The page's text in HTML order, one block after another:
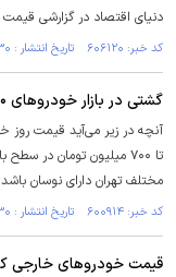
دنیای اقتصاد در گزارشی قیمت
کد خبر: ۶۰۶۱۲۰ تاریخ انتشار : ۱۳۹۸/۰۵/۳۰
گشتی در بازار خودروهای ۵۰۰ تا ۷۰۰ میلیونی / جدول
مختلف تهران دارای نوسان باشد؛
کد خبر: ۶۰۰۹۱۴ تاریخ انتشار : ۱۳۹۸/۰۴/۳۰
قیمت خودروهای خارجی